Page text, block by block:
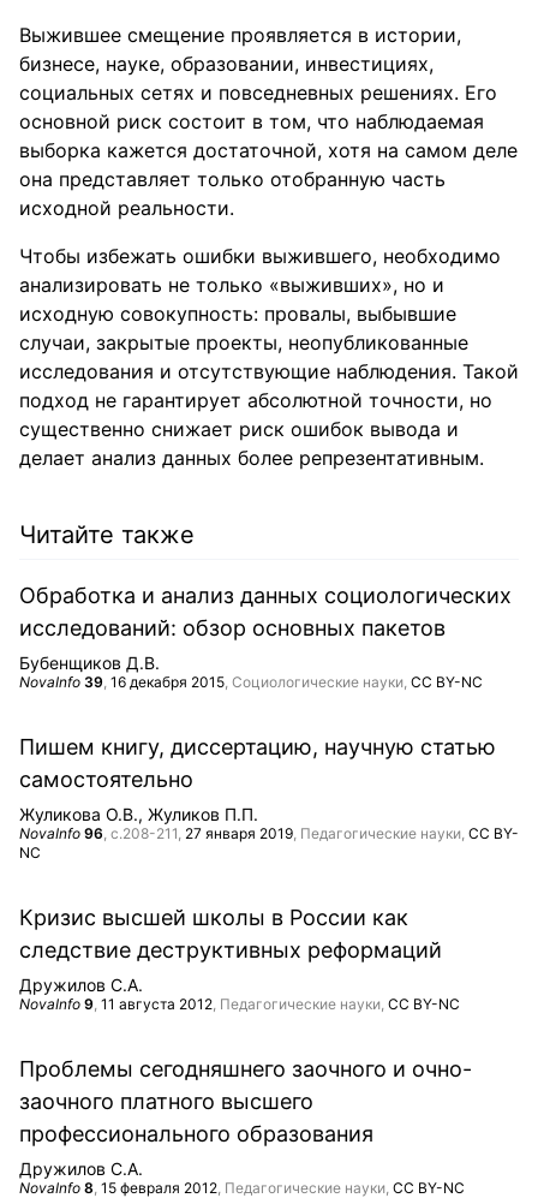
Выжившее смещение проявляется в истории,
бизнесе, науке, образовании, инвестициях,
социальных сетях и повседневных решениях. Его
основной риск состоит в том, что наблюдаемая
выборка кажется достаточной, хотя на самом деле
она представляет только отобранную часть
исходной реальности.
Чтобы избежать ошибки выжившего, необходимо
анализировать не только «выживших», но и
исходную совокупность: провалы, выбывшие
случаи, закрытые проекты, неопубликованные
исследования и отсутствующие наблюдения. Такой
подход не гарантирует абсолютной точности, но
существенно снижает риск ошибок вывода и
делает анализ данных более репрезентативным.
Читайте также
Обработка и анализ данных социологических
исследований: обзор основных пакетов
Бубенщиков Д.В.
NovaInfo 39, 16 декабря 2015, Социологические науки, CC BY-NC
Пишем книгу, диссертацию, научную статью
самостоятельно
Жуликова О.В. Жуликов П.П.
NovaInfo 96, с.208-211, 27 января 2019, Педагогические науки, CC BY-
NC
Кризис высшей школы в России как
следствие деструктивных реформаций
Дружилов С.А.
NovaInfo 9, 11 августа 2012, Педагогические науки, CC BY-NC
Проблемы сегодняшнего заочного и очно-
заочного платного высшего
профессионального образования
Дружилов С.А.
NovaInfo 8, 15 февраля 2012, Педагогические науки, CC BY-NC